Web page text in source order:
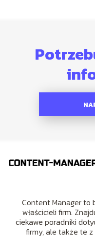
Content Manager to
właścicieli firm.
ciekawe poradniki
firmy, ale także te z